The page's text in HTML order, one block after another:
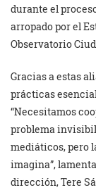
durante el
arropado por el
Observatorio
Gracias a estas
prácticas
“Necesitamos
problema
mediáticos, pero
imagina”,
dirección, Tere